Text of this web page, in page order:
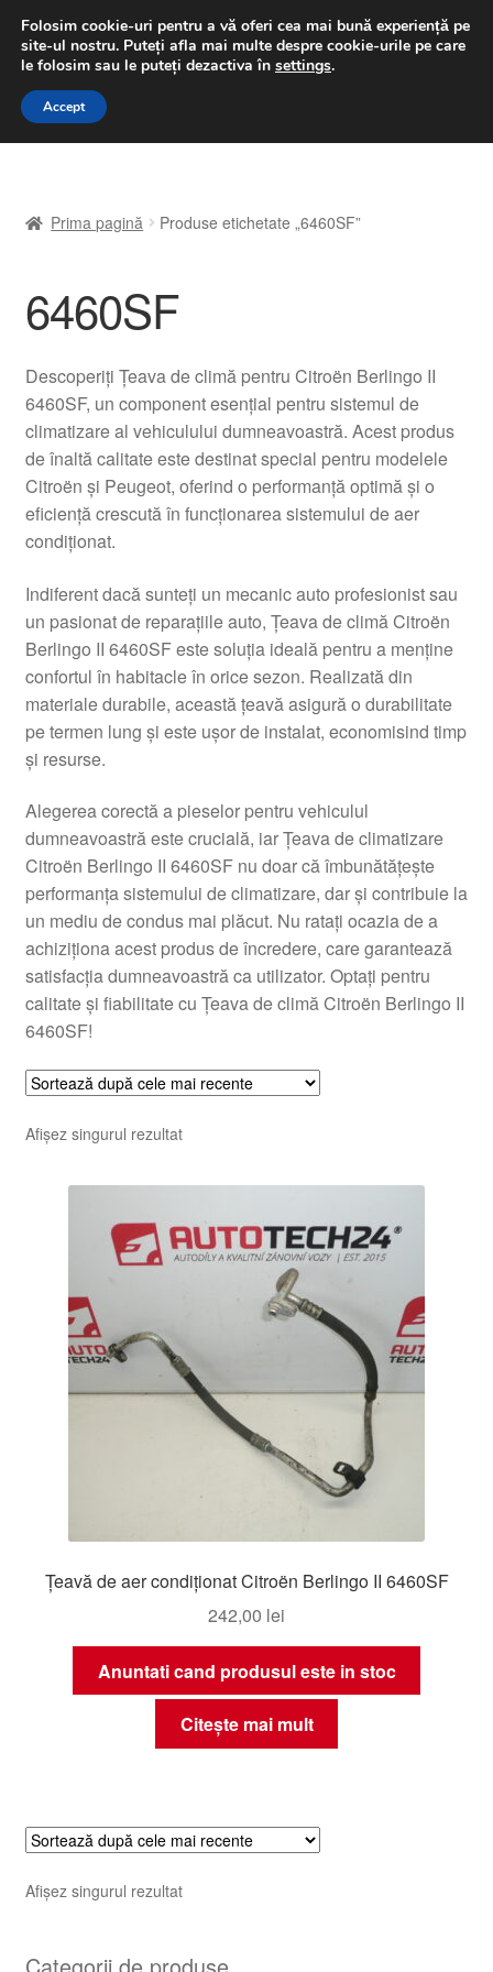
LIVRARE de la 33 lei
luni-vineri 9 a.m. - 4 p.m.031 229 6816
Sari
Sari
A lua legatura
Contul meu
Despre noi
Finalizare comandă
Livrare
Livrare în toată lumea
Plângere
Plățile
Politică de confidențialitate
Procedura de reclamație
Termeni si conditii
Prima pagină Produse etichetate „6460SF”
6460SF
Descoperiți Țeava de climă pentru Citroën Berlingo II
6460SF, un component esențial pentru sistemul de
climatizare al vehiculului dumneavoastră. Acest produs
de înaltă calitate este destinat special pentru modelele
Citroën și Peugeot, oferind o performanță optimă și o
eficiență crescută în funcționarea sistemului de aer
condiționat.
Indiferent dacă sunteți un mecanic auto profesionist sau
un pasionat de reparațiile auto, Țeava de climă Citroën
Berlingo II 6460SF este soluția ideală pentru a menține
confortul în habitacle în orice sezon. Realizată din
materiale durabile, această țeavă asigură o durabilitate
pe termen lung și este ușor de instalat, economisind timp
și resurse.
Alegerea corectă a pieselor pentru vehiculul
dumneavoastră este crucială, iar Țeava de climatizare
Citroën Berlingo II 6460SF nu doar că îmbunătățește
performanța sistemului de climatizare, dar și contribuie la
un mediu de condus mai plăcut. Nu ratați ocazia de a
achiziționa acest produs de încredere, care garantează
satisfacția dumneavoastră ca utilizator. Optați pentru
calitate și fiabilitate cu Țeava de climă Citroën Berlingo II
6460SF!
Afișez singurul rezultat
Țeavă de aer condiționat Citroën Berlingo II 6460SF
242,00 lei
Anuntati cand produsul este in stoc
Citește mai mult
Afișez singurul rezultat
Folosim cookie-uri pentru a vă oferi cea mai bună experiență pe
site-ul nostru. Puteți afla mai multe despre cookie-urile pe care
le folosim sau le puteți dezactiva în settings.
Accept